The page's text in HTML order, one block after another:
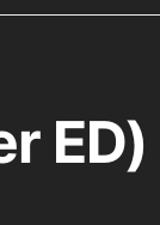
ED)